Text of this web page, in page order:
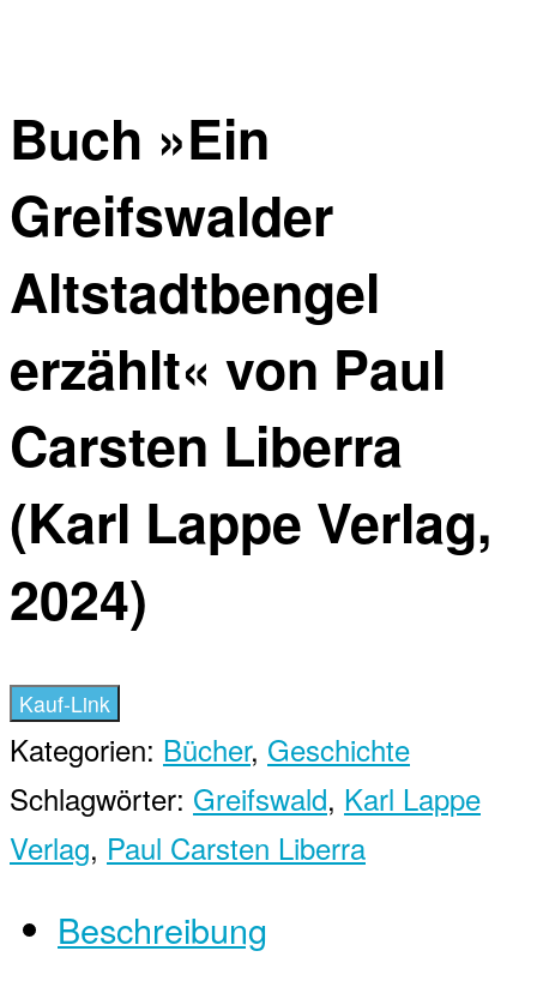
Buch »Ein
Greifswalder
Altstadtbengel
erzählt« von Paul
Carsten Liberra
(Karl Lappe Verlag,
2024)
Kauf-Link
Kategorien: Bücher, Geschichte
Schlagwörter: Greifswald, Karl Lappe
Verlag, Paul Carsten Liberra
Beschreibung